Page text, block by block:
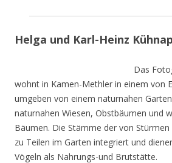
Helga und Karl-Heinz
Das
wohnt in Kamen-Methler in einem von
umgeben von einem naturnahen
naturnahen Wiesen, Obstbäumen und
Bäumen. Die Stämme der von
zu Teilen im Garten integriert und
Vögeln als Nahrungs-und Brutstätte.